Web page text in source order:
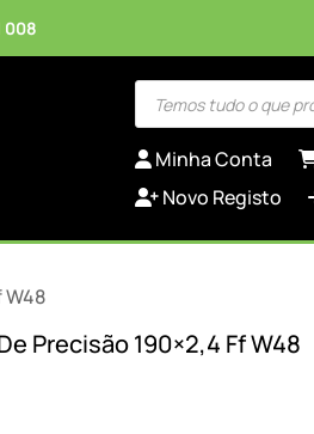
008
Products
search
Minha Conta
Novo Registo
W48
Precisão 190×2,4 Ff W48